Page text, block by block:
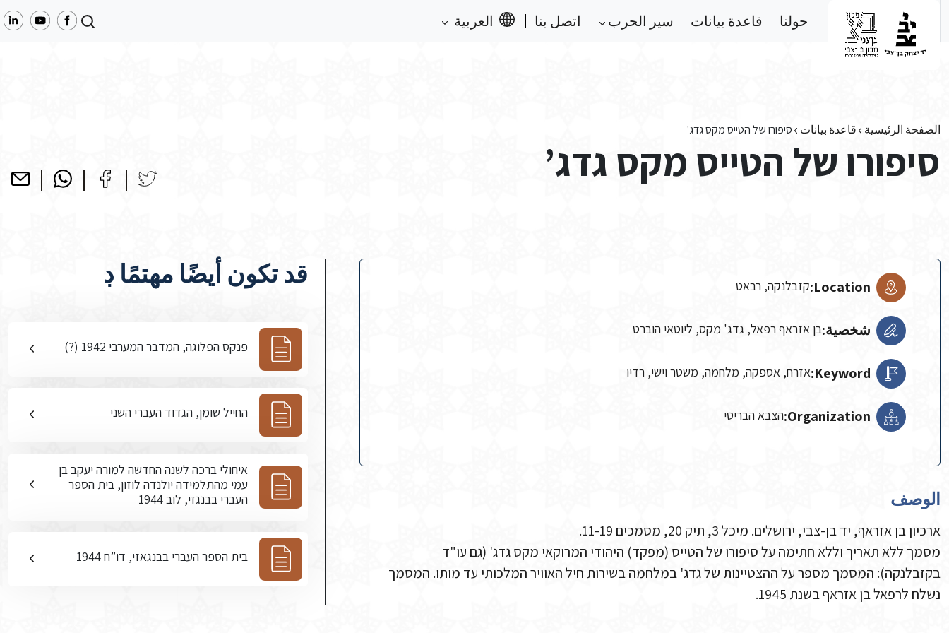
حولنا قاعدة بيانات سير الحرب اتصل بنا العربية
الصفحة الرئيسية قاعدة بيانات סיפורו של הטייס מקס גדג'
סיפורו של הטייס מקס גדג’
Location: קזבלנקה, רבאט
شخصية:בן אזראף רפאל, גדג' מקס, ליוטאי הוברט
Keyword: אזרח, אספקה, מלחמה, משטר וישי, רדיו
Organization: הצבא הבריטי
الوصف
ארכיון בן אזראף, יד בן-צבי, ירושלים. מיכל 3, תיק 20, מסמכים 11-19.
מסמך ללא תאריך וללא חתימה על סיפורו של הטייס (מפקד) היהודי המרוקאי מקס גדג' (גם עו"ד
בקזבלנקה): המסמך מספר על ההצטיינות של גדג' במלחמה בשירות חיל האוויר המלכותי עד מותו. המסמך
נשלח לרפאל בן אזראף בשנת 1945.
قد تكون أيضًا مهتمًا ڊ
פנקס הפלוגה, המדבר המערבי 1942 (?)
החייל שומן, הגדוד העברי השני
איחולי ברכה לשנה החדשה למורה יעקב בן
עמי מהתלמידה יולנדה לוזון, בית הספר
העברי בבנגזי, לוב 1944
בית הספר העברי בבנגאזי, דו”ח 1944